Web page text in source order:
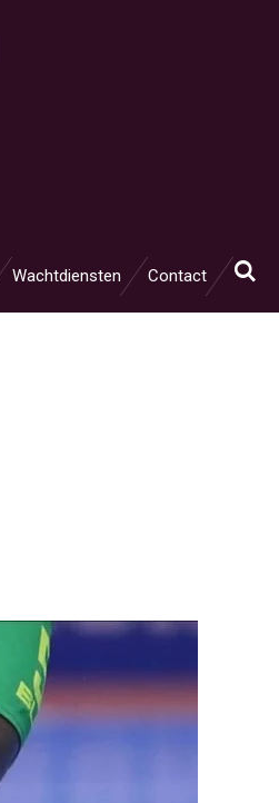
Wachtdiensten Contact